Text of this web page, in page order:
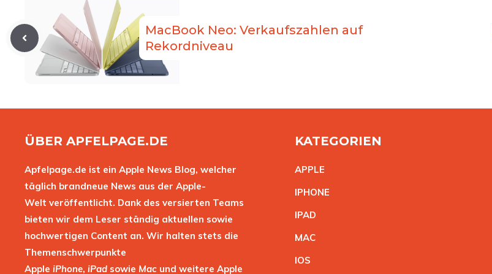
MacBook Neo: Verkaufszahlen auf
Rekordniveau
ÜBER APFELPAGE.DE
Apfelpage.de ist ein Apple News Blog, welcher
täglich brandneue News aus der Apple-
Welt veröffentlicht. Dank des versierten Teams
bieten wir dem Leser ständig aktuellen sowie
hochwertigen Content an. Wir halten stets die
Themenschwerpunkte
Apple iPhone, iPad sowie Mac und weitere Apple
KATEGORIEN
APPLE
IPHONE
IPAD
MAC
IOS